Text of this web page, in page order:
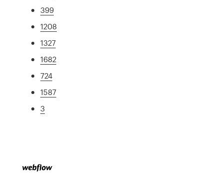
399
1208
1327
1682
724
1587
3